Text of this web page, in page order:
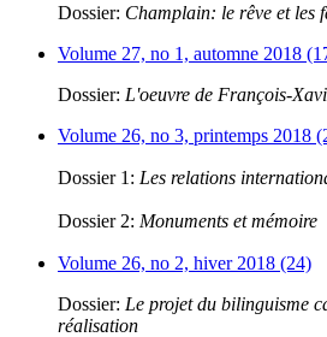
Dossier: Champlain: le rêve et les
Volume 27, no 1, automne 2018
Dossier: L'oeuvre de François-
Volume 26, no 3, printemps 2018
Dossier 1: Les relations
Dossier 2: Monuments et mémoire
Volume 26, no 2, hiver 2018 (24)
Dossier: Le projet du bilinguisme
réalisation